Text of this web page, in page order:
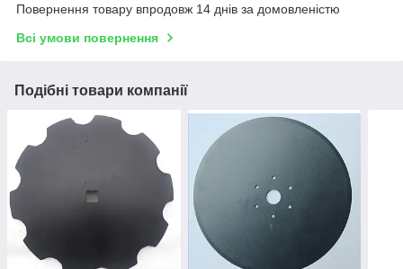
Повернення товару впродовж 14 днів за домовленістю
Всі умови повернення
Подібні товари компанії